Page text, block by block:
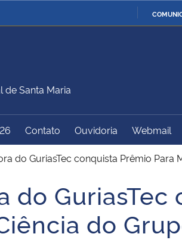
Justiça e
Ministério da Defesa
Educação
Turismo
Ministério do
Desenvolvimento Regional
Segurança
Advocacia-Geral da União
de Santa Maria
Contato Ouvidoria Webmail
do GuriasTec conquista Prêmio Para
do
do